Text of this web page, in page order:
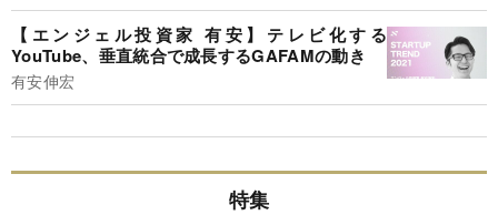
【エンジェル投資家 有安】テレビ化する
YouTube、垂直統合で成長するGAFAMの動き
有安伸宏
特集